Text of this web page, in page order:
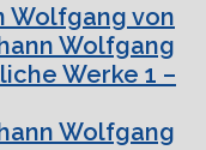
Wolfgang von
Wolfgang
Werke 1 –
Wolfgang